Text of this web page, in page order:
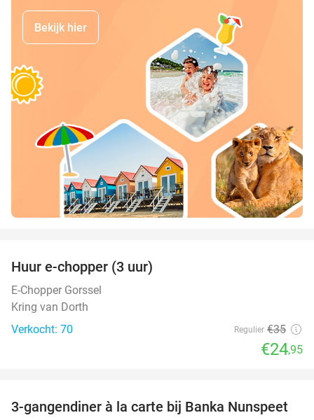
Bekijk hier
Huur e-chopper (3 uur)
E-Chopper Gorssel
Kring van Dorth
Verkocht: 70
Regulier €35
€24,95
53%
3-gangendiner à la carte bij Banka Nunspeet